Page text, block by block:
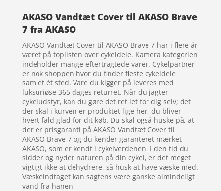
AKASO Vandtæt Cover til AKASO Brave
7 fra AKASO
AKASO Vandtæt Cover til AKASO Brave 7 har i flere år
været på toplisten over cykeldele. Kamera kategorien
indeholder mange eftertragtede varer. Cykelpartner
er nok shoppen hvor du finder fleste cykeldele
samlet ét sted. Vare du kigger på leveres med
luksuriøse 365 dages returret. Når du jagter
cykeludstyr, kan du gøre det ret let for dig selv; det
der skal i kurven er produktet lige her, du bliver i
hvert fald glad for dit køb. Du skal også huske på, at
der er prisgaranti på AKASO Vandtæt Cover til
AKASO Brave 7 og du kender garanteret mærket
AKASO, som er kendt i cykelverdenen. I den tid du
sidder og nyder naturen på din cykel, er det meget
vigtigt ikke at dehydrere, så husk at have væske med.
Væskeindtaget kan sagtens være ganske almindeligt
vand fra hanen.